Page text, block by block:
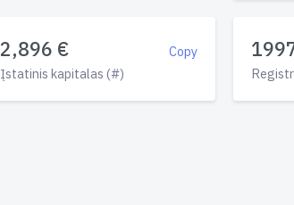
Copy
2,896 €
Įstatinis kapitalas (#)